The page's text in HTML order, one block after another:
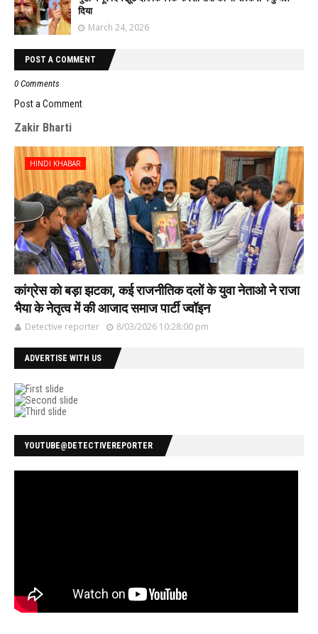
दिया
March 24, 2026
POST A COMMENT
0 Comments
Post a Comment
Zakir Bharti
HINDI KHABAR
कांग्रेस को बड़ा झटका, कई राजनीतिक दलों के युवा नेताओ ने राजा
भैया के नेतृत्व में की आजाद समाज पार्टी ज्वॉइन
Detective reporter 8/03/2026 10:28:00 pm
ADVERTISE WITH US
YOUTUBE@DETECTIVEREPORTER